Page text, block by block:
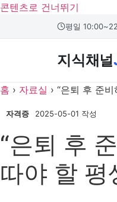
콘텐츠로 건너뛰기
본문 바로가기
평일
지식채널
홈 › 자료실 › “은퇴 후 준
자격증 2025-05-01 작성
“은퇴 후
따야 할 평